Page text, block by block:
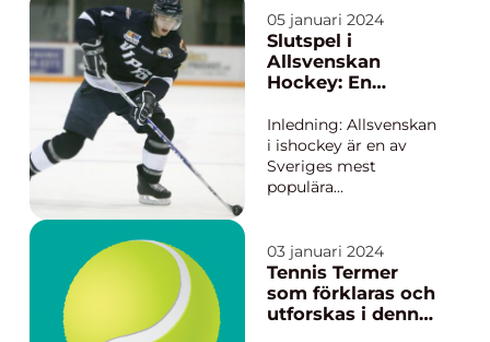
skicross, är en relativt
ny sport som har fått
ökad popularitet
under de senaste åren.
presentation av ”vem
upp...
05 januari 2024
Slutspel i
Allsvenskan
Hockey: En
spännande
världen av
svenska
ishockeymästersk
Inledning: Allsvenskan
i ishockey är en av
Sveriges mest
populära
säsongen med
slutspel, vilket är en
höjdpunkt för både
spelare och fans. I
03 januari 2024
Tennis Termer
som förklaras och
utforskas i denna